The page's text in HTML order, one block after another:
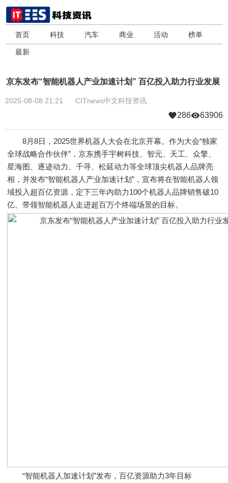
首页 科技 汽车 商业 活动 榜单
最新
京东发布“智能机器人产业加速计划” 百亿投入助力行业发展
2025-08-08 21:21 CITnews中文科技资讯
286 63906
8月8日，2025世界机器人大会在北京开幕。作为大会“独家
全球战略合作伙伴”，京东携手宇树科技、智元、天工、众擎、
星海图、逐迹动力、千寻、松延动力等全球顶尖机器人品牌亮
相，并发布“智能机器人产业加速计划”，宣布将在智能机器人领
域投入超百亿资源，定下三年内助力100个机器人品牌销售破10
亿、带领智能机器人走进超百万个终端场景的目标。
“智能机器人加速计划”发布，百亿资源助力3年目标